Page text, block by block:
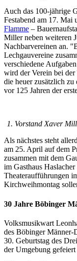
Auch das 100-jährige
Festabend am 17. Mai
Flamme –
Miller neben weiteren
Nachbarvereinen an.
Lechgauvereine
verschiedene
wird der Verein bei
die heuer zusätzlich zu
vor 125 Jahren der
1. Vorstand Xaver
Als nächstes steht
am 25. April auf dem
zusammen mit dem
im Gasthaus
Theateraufführungen
Kirchweihmontag
30 Jahre Böbinger
Volksmusikwart
des Böbinger Männer-
30. Geburtstag des
der Umgebung